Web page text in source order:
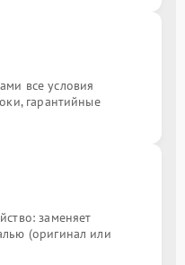
все условия
гарантийные
заменяет
(оригинал или